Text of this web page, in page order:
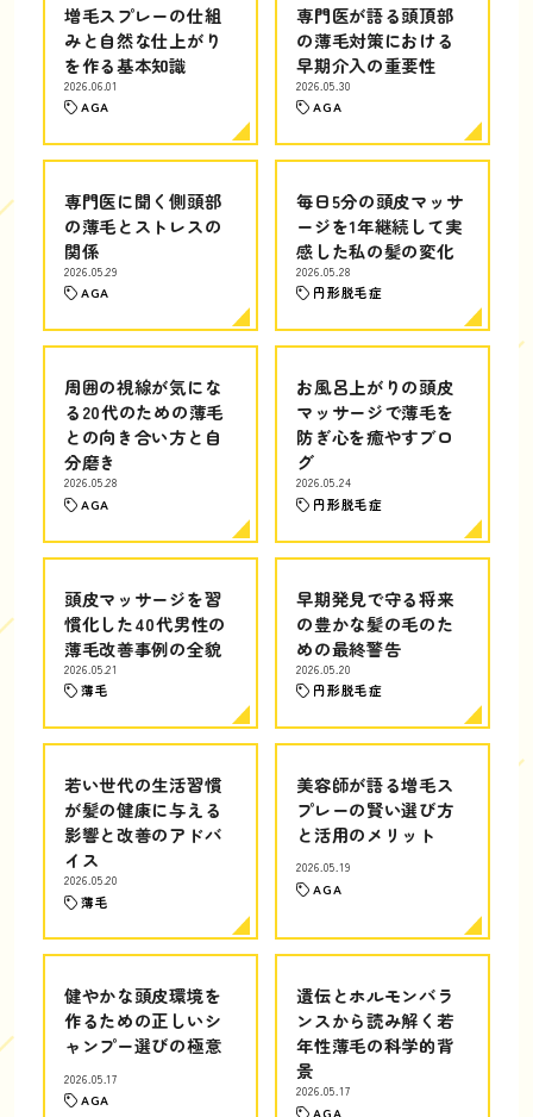
増毛スプレーの仕組
みと自然な仕上がり
を作る基本知識
2026.06.01
AGA
専門医が語る頭頂部
の薄毛対策における
早期介入の重要性
2026.05.30
AGA
専門医に聞く側頭部
の薄毛とストレスの
関係
2026.05.29
AGA
毎日5分の頭皮マッサ
ージを1年継続して実
感した私の髪の変化
2026.05.28
円形脱毛症
周囲の視線が気にな
る20代のための薄毛
との向き合い方と自
分磨き
2026.05.28
AGA
お風呂上がりの頭皮
マッサージで薄毛を
防ぎ心を癒やすブロ
グ
2026.05.24
円形脱毛症
頭皮マッサージを習
慣化した40代男性の
薄毛改善事例の全貌
2026.05.21
薄毛
早期発見で守る将来
の豊かな髪の毛のた
めの最終警告
2026.05.20
円形脱毛症
若い世代の生活習慣
が髪の健康に与える
影響と改善のアドバ
イス
2026.05.20
薄毛
美容師が語る増毛ス
プレーの賢い選び方
と活用のメリット
2026.05.19
AGA
健やかな頭皮環境を
作るための正しいシ
ャンプー選びの極意
2026.05.17
AGA
遺伝とホルモンバラ
ンスから読み解く若
年性薄毛の科学的背
景
2026.05.17
AGA